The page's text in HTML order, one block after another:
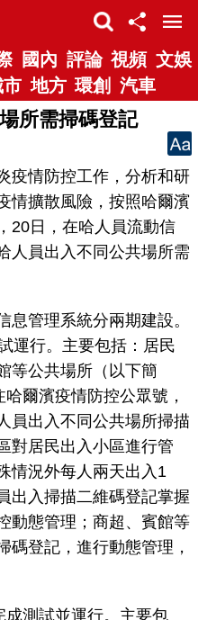
國內 評論 視頻 文娛
地方 環創 汽車
所需掃碼登記
情防控工作，分析和研
情擴散風險，按照哈爾濱
20日，在哈人員流動信
人員出入不同公共場所需
管理系統分兩期建設。
運行。主要包括：居民
等公共場所（以下簡
爾濱疫情防控公眾號，
員出入不同公共場所掃描
對居民出入小區進行管
情況外每人兩天出入1
出入掃描二維碼登記掌握
動態管理；商超、賓館等
碼登記，進行動態管理，
測試並運行。主要包